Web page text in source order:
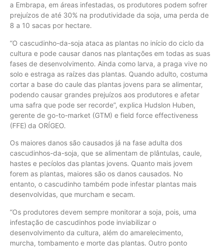
a Embrapa, em áreas infestadas, os produtores podem sofrer
prejuízos de até 30% na produtividade da soja, uma perda de
8 a 10 sacas por hectare.
“O cascudinho-da-soja ataca as plantas no início do ciclo da
cultura e pode causar danos nas plantações em todas as suas
fases de desenvolvimento. Ainda como larva, a praga vive no
solo e estraga as raízes das plantas. Quando adulto, costuma
cortar a base do caule das plantas jovens para se alimentar,
podendo causar grandes prejuízos aos produtores e afetar
uma safra que pode ser recorde”, explica Hudslon Huben,
gerente de go-to-market (GTM) e field force effectiveness
(FFE) da ORÍGEO.
Os maiores danos são causados já na fase adulta dos
cascudinhos-da-soja, que se alimentam de plântulas, caule,
hastes e pecíolos das plantas jovens. Quanto mais jovem
forem as plantas, maiores são os danos causados. No
entanto, o cascudinho também pode infestar plantas mais
desenvolvidas, que murcham e secam.
“Os produtores devem sempre monitorar a soja, pois, uma
infestação de cascudinhos pode inviabilizar o
desenvolvimento da cultura, além do amarelecimento,
murcha, tombamento e morte das plantas. Outro ponto